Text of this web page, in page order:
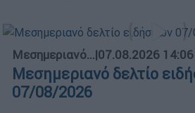
Μεσημεριανό...|07.08.2026 14:06
Μεσημεριανό δελτίο
07/08/2026